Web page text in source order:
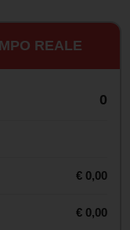
REALE
0
€ 0,00
€ 0,00